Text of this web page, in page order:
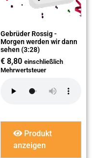
Gebrüder Rossig -
Morgen werden wir dann
sehen (3:28)
€ 8,80 einschließlich
Mehrwertsteuer
Produkt
anzeigen